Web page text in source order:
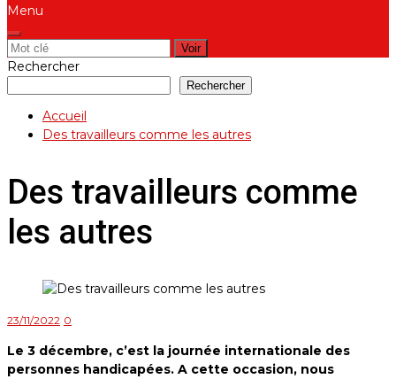
Menu
Rechercher:
Rechercher
Rechercher
Accueil
Des travailleurs comme les autres
Des travailleurs comme
les autres
23/11/2022 0
Le 3 décembre, c’est la journée internationale des
personnes handicapées. A cette occasion, nous